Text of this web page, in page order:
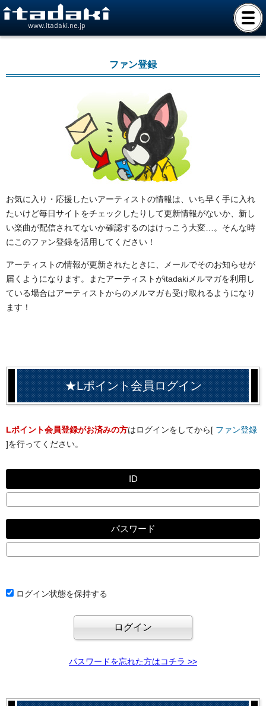
www.itadaki.ne.jp
ファン登録
お気に入り・応援したいアーティストの情報は、いち早く手に入れ
たいけど毎日サイトをチェックしたりして更新情報がないか、新し
い楽曲が配信されてないか確認するのはけっこう大変…。そんな時
にこのファン登録を活用してください！
アーティストの情報が更新されたときに、メールでそのお知らせが
届くようになります。またアーティストがitadakiメルマガを利用し
ている場合はアーティストからのメルマガも受け取れるようになり
ます！
★Lポイント会員ログイン
Lポイント会員登録がお済みの方はログインをしてから[ ファン登録
]を行ってください。
ID
パスワード
ログイン状態を保持する
パスワードを忘れた方はコチラ >>